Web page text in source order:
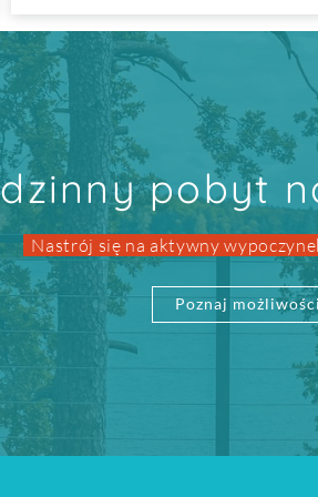
pobyt
Nastrój się na aktywny
Poznaj